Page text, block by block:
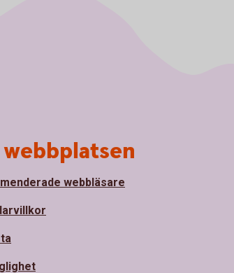
webbplatsen
webbläsare